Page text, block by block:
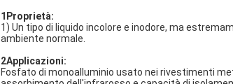
1Proprietà:
1) Un tipo di liquido incolore e inodore, ma
ambiente normale.
2Applicazioni:
Fosfato di monoalluminio usato nei rivestimenti